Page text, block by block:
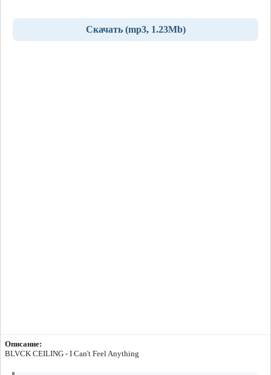
Скачать (mp3, 1.23Mb)
Описание:
BLVCK CEILING - I Can't Feel Anything